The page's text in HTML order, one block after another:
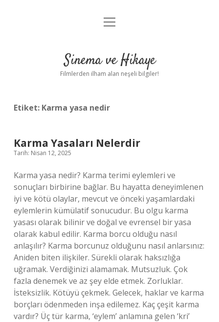
Gizlilik Politikası
Yasal Uyarı
menüyü
Sinema ve Hikaye
Filmlerden ilham alan neşeli bilgiler!
Etiket: Karma yasa nedir
Karma Yasaları Nelerdir
Tarih: Nisan 12, 2025
Karma yasa nedir? Karma terimi eylemleri ve
sonuçları birbirine bağlar. Bu hayatta deneyimlenen
iyi ve kötü olaylar, mevcut ve önceki yaşamlardaki
eylemlerin kümülatif sonucudur. Bu olgu karma
yasası olarak bilinir ve doğal ve evrensel bir yasa
olarak kabul edilir. Karma borcu olduğu nasıl
anlaşılır? Karma borcunuz olduğunu nasıl anlarsınız:
Aniden biten ilişkiler. Sürekli olarak haksızlığa
uğramak. Verdiğinizi alamamak. Mutsuzluk. Çok
fazla denemek ve az şey elde etmek. Zorluklar.
İsteksizlik. Kötüyü çekmek. Gelecek, haklar ve karma
borçları ödenmeden inşa edilemez. Kaç çeşit karma
vardır? Üç tür karma, ‘eylem’ anlamına gelen ‘kri’